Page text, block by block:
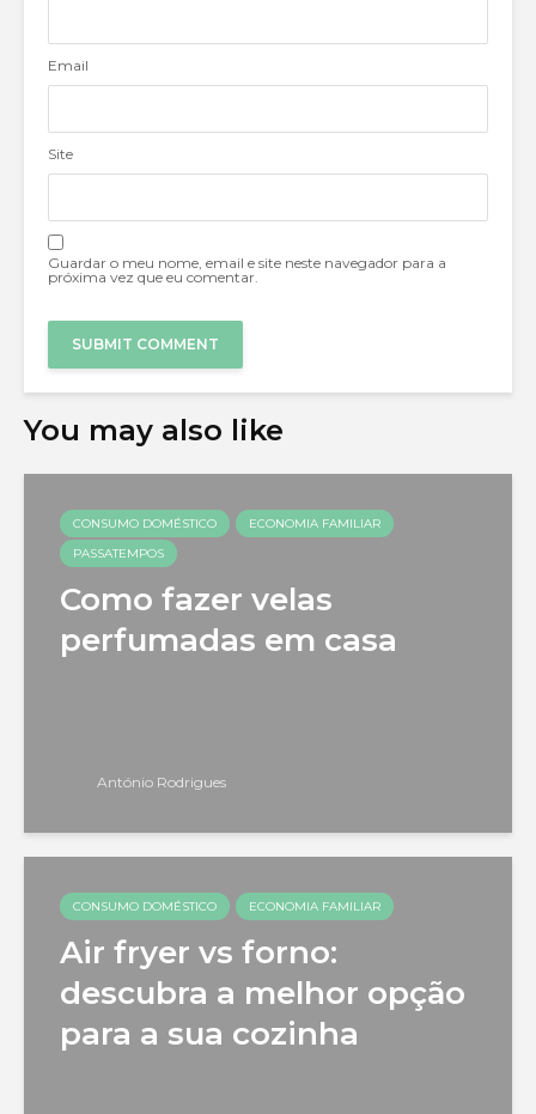
Email
Site
Guardar o meu nome, email e site neste navegador para a
próxima vez que eu comentar.
You may also like
CONSUMO DOMÉSTICO
ECONOMIA FAMILIAR
PASSATEMPOS
Como fazer velas
perfumadas em casa
António Rodrigues
CONSUMO DOMÉSTICO ECONOMIA FAMILIAR
Air fryer vs forno:
descubra a melhor opção
para a sua cozinha